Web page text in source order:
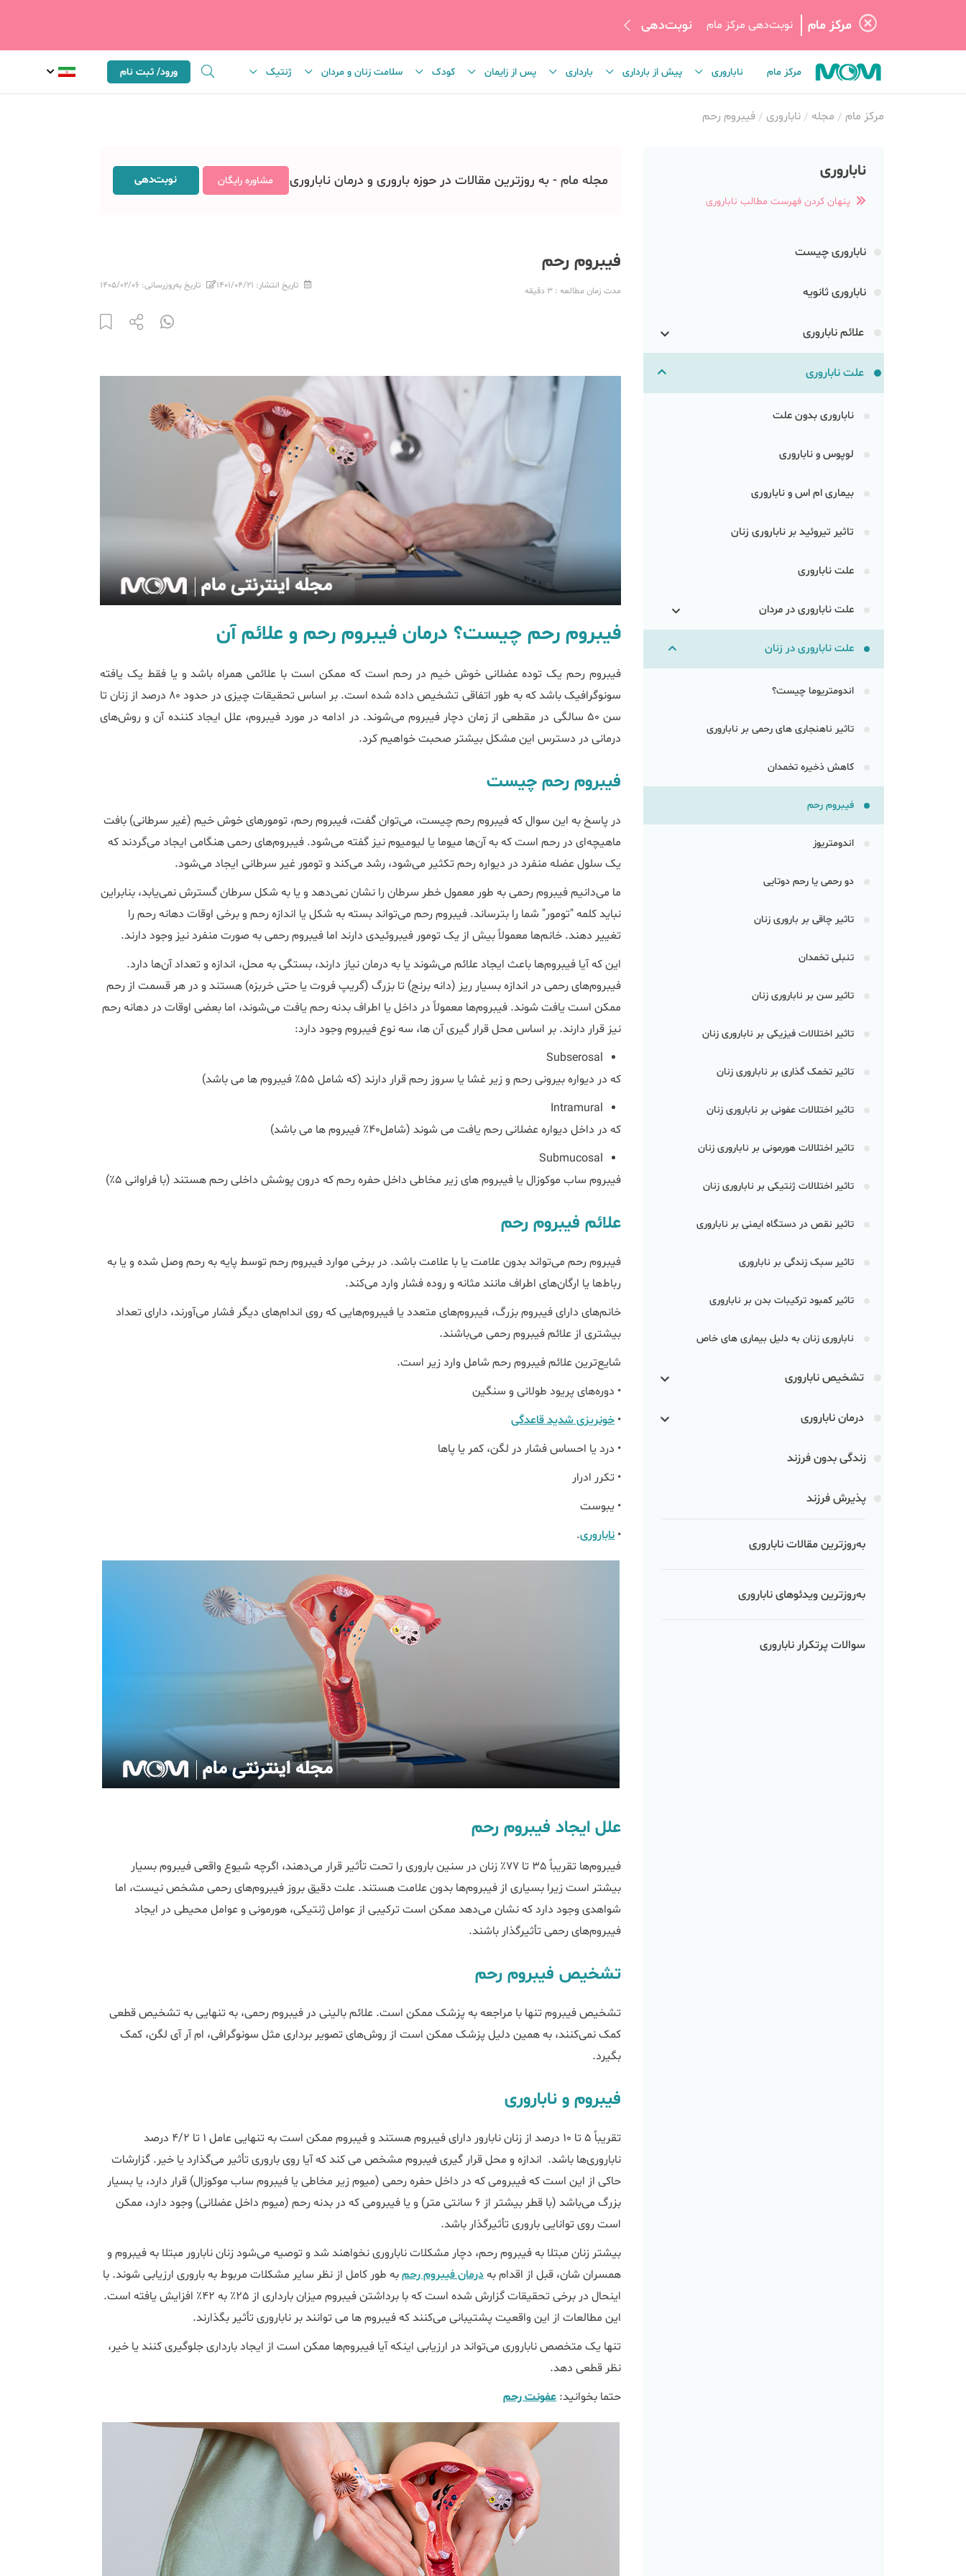
مرکز مام نوبت‌دهی مرکز مام نوبت‌دهی
مرکز مام ناباروری پیش از بارداری بارداری پس از زایمان کودک سلامت زنان و مردان ژنتیک ورود/ ثبت نام
مرکز مام مجله ناباروری فیبروم رحم
ناباروری
پنهان کردن فهرست مطالب ناباروری
ناباروری چیست
ناباروری ثانویه
علائم ناباروری
علت ناباروری
ناباروری بدون علت
لوپوس و ناباروری
بیماری ام اس و ناباروری
تاثیر تیروئید بر ناباروری زنان
علت ناباروری
علت ناباروری در مردان
علت ناباروری در زنان
اندومتریوما چیست؟
تاثیر ناهنجاری ‌های رحمی بر ناباروری
کاهش ذخیره تخمدان
فیبروم رحم
اندومتریوز
دو رحمی یا رحم دوتایی
تاثیر چاقی بر باروری زنان
تنبلی تخمدان
تاثیر سن بر ناباروری زنان
تاثیر اختلالات فیزیکی بر ناباروری زنان
تاثیر تخمک گذاری بر ناباروری زنان
تاثیر اختلالات عفونی بر ناباروری زنان
تاثیر اختلالات هورمونی بر ناباروری زنان
تاثیر اختلالات ژنتیکی بر ناباروری زنان
تاثیر نقص در دستگاه ایمنی بر ناباروری
تاثیر سبک زندگی بر ناباروری
تاثیر کمبود ترکیبات بدن بر ناباروری
ناباروری زنان به دلیل بیماری‌ های خاص
تشخیص ناباروری
درمان ناباروری
زندگی بدون فرزند
پذیرش فرزند
به‌روزترین مقالات ناباروری
به‌روزترین ویدئوهای ناباروری
سوالات پرتکرار ناباروری
مجله مام - به روزترین مقالات در حوزه باروری و درمان ناباروری مشاوره رایگان نوبت‌دهی
فیبروم رحم
مدت زمان مطالعه: 3 دقیقه تاریخ انتشار: ۱۴۰۱/۰۴/۲۱ تاریخ به‌روزرسانی: ۱۴۰۵/۰۲/۰۶
​فیبروم رحم چیست؟ درمان فیبروم رحم و علائم آن
فیبروم رحم یک توده عضلانی خوش خیم در رحم است که ممکن است با علائمی همراه باشد و یا فقط یک یافته
سونوگرافیک باشد که به طور اتفاقی تشخیص داده شده است. بر اساس تحقیقات چیزی در حدود ۸۰ درصد از زنان تا
سن ۵۰ سالگی در مقطعی از زمان دچار فیبروم می‌شوند. در ادامه در مورد فیبروم، علل ایجاد کننده آن و روش‌های
درمانی در دسترس این مشکل بیش‎تر صحبت خواهیم کرد.
فیبروم رحم چیست
در پاسخ به این سوال که فیبروم رحم چیست، می‌توان گفت، فیبروم رحم، تومورهای خوش خیم (غیر سرطانی) بافت
ماهیچهای در رحم است که به آنها میوما یا لیومیوم نیز گفته میشود. فیبرومهای رحمی هنگامی ایجاد میگردند که
یک سلول عضله منفرد در دیواره رحم تکثیر میشود، رشد میکند و تومور غیر سرطانی ایجاد میشود.
ما میدانیم فیبروم رحمی به طور معمول خطر سرطان را نشان نمیدهد و یا به شکل سرطان گسترش نمییابد، بنابراین
نباید کلمه "تومور" شما را بترساند. فیبروم رحم میتواند بسته به شکل یا اندازه رحم و برخی اوقات دهانه رحم را
تغییر دهند. خانمها معمولاً بیش از یک تومور فیبروئیدی دارند اما فیبروم رحمی به صورت منفرد نیز وجود دارند.
این که آیا فیبرومها باعث ایجاد علائم میشوند یا به درمان نیاز دارند، بستگی به محل، اندازه و تعداد آنها دارد.
فیبرومهای رحمی در اندازه بسیار ریز (دانه برنج) تا بزرگ (گریپ فروت یا حتی خربزه) هستند و در هر قسمت از رحم
ممکن است یافت شوند. فیبرومها معمولاً در داخل یا اطراف بدنه رحم یافت میشوند، اما بعضی اوقات در دهانه رحم
نیز قرار دارند. بر اساس محل قرار گیری آن ها، سه نوع فیبروم وجود دارد:
Subserosal
که در دیواره بیرونی رحم و زیر غشا یا سروز رحم قرار دارند (که شامل 55٪ فیبروم ها می باشد)
Intramural
که در داخل دیواره عضلانی رحم یافت می شوند (شامل40٪ فیبروم ها می باشد)
Submucosal
فیبروم ساب موکوزال یا فیبروم های زیر مخاطی داخل حفره رحم که درون پوشش داخلی رحم هستند (با فراوانی 5٪)
علائم فیبروم رحم
فیبروم رحم می‌تواند بدون علامت یا با علامت باشد. در برخی موارد فیبروم رحم توسط پایه به رحم وصل شده و ‌یا به
رباط‌ها یا ارگان‌های اطراف مانند مثانه و روده فشار وارد می‌کند.
خانم‌های دارای فیبروم بزرگ، فیبروم‌های متعدد یا فیبروم‌هایی که روی اندام‌های دیگر فشار می‌آورند، دارای تعداد
بیشتری از علائم فیبروم رحمی می‌باشند.
شایع‌ترین علائم فیبروم رحم شامل وارد زیر است.
• دوره‌های پریود طولانی و سنگین
•خونریزی شدید قاعدگی
• درد یا احساس فشار در لگن، کمر یا پاها
• تکرر ادرار
• یبوست
•ناباروری.
علل ایجاد فیبروم رحم
فیبروم‌ها تقریباً 35 تا 77٪ زنان در سنین باروری را تحت تأثیر قرار می‌دهند، اگرچه شیوع واقعی فیبروم بسیار
بیشتر است زیرا بسیاری از فیبروم‌ها بدون علامت هستند. علت دقیق بروز فیبروم‌های رحمی مشخص نیست، اما
شواهدی وجود دارد که نشان می‌دهد ممکن است ترکیبی از عوامل ژنتیکی، هورمونی و عوامل محیطی در ایجاد
فیبروم‌های رحمی تأثیرگذار باشند.
تشخیص فیبروم رحم
تشخیص فیبروم تنها با مراجعه به پزشک ممکن است. علائم بالینی در فیبروم رحمی، به تنهایی به تشخیص قطعی
کمک نمی‌کنند، به همین دلیل پزشک ممکن است از روش‌های تصویر برداری مثل سونوگرافی، ام آر آی لگن، کمک
بگیرد.
فیبروم و ناباروری
تقریباً 5 تا 10 درصد از زنان نابارور دارای فیبروم هستند و فیبروم ممکن است به تنهایی عامل ۱ تا 4/2 درصد
ناباروری‌ها باشد. اندازه و محل قرار گیری فیبروم‌ مشخص می کند که آیا روی باروری تأثیر می‌گذارد یا خیر. گزارشات
حاکی از این است که فیبرومی که در داخل حفره رحمی (میوم زیر مخاطی یا فیبروم ساب موکوزال) قرار دارد، یا بسیار
بزرگ می‌باشد (با قطر بیشتر از 6 سانتی متر) و یا فیبرومی که در بدنه رحم (میوم داخل عضلانی) وجود دارد، ممکن
است روی توانایی باروری تأثیرگذار باشد.
بیشتر زنان مبتلا به فیبروم رحم، دچار مشکلات ناباروری نخواهند شد و توصیه می‌شود زنان نابارور مبتلا به فیبروم و
همسران شان، قبل از اقدام بهدرمان فیبروم رحمبه طور کامل از نظر سایر مشکلات مربوط به باروری ارزیابی شوند. با
اینحال در برخی تحقیقات گزارش شده است که با برداشتن فیبروم میزان بارداری از 25٪ به 42٪ افزایش یافته است.
این مطالعات از این واقعیت پشتیبانی می‌کنند که فیبروم ها می توانند بر ناباروری تأثیر بگذارند.
تنها یک متخصص ناباروری می‌تواند در ارزیابی اینکه آیا فیبروم‌ها ممکن است از ایجاد بارداری جلوگیری کنند یا خیر،
نظر قطعی دهد.
حتما بخوانید:عفونت رحم